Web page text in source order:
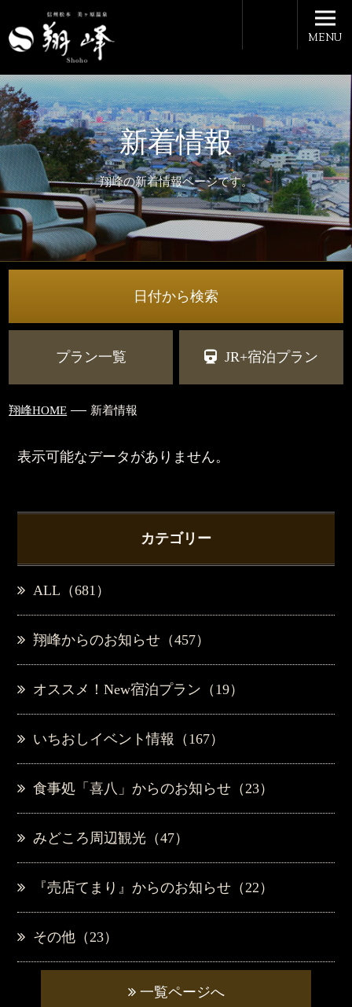
新着情報
翔峰の新着情報ページです。
MENU
日付から検索
プラン一覧 JR+宿泊プラン
翔峰HOME 新着情報
表示可能なデータがありません。
カテゴリー
ALL（681）
翔峰からのお知らせ（457）
オススメ！New宿泊プラン（19）
いちおしイベント情報（167）
食事処「喜八」からのお知らせ（23）
みどころ周辺観光（47）
『売店てまり』からのお知らせ（22）
その他（23）
一覧ページへ